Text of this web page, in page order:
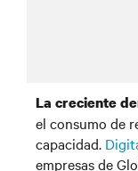
La creciente
el consumo de
capacidad.
empresas de